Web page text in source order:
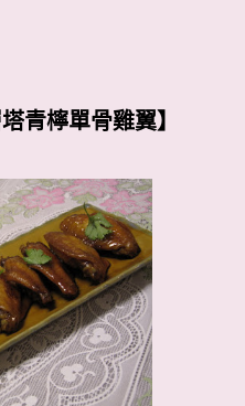
青檸單骨雞翼】